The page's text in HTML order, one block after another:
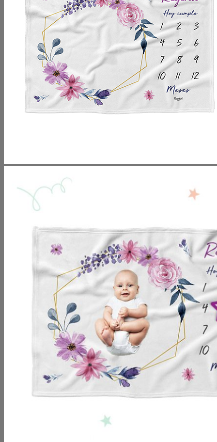
No hay productos en el carrito.
Volver a la tienda